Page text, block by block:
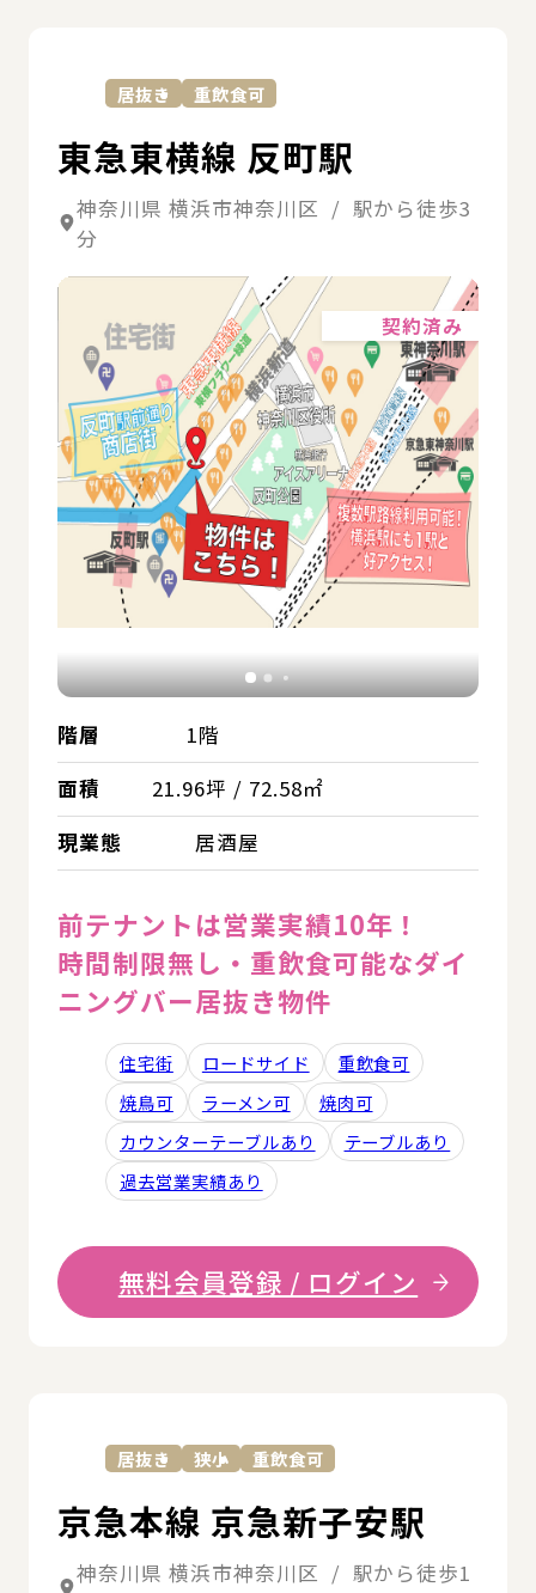
居抜き 重飲食可
東急東横線 反町駅
神奈川県 横浜市神奈川区 / 駅から徒歩3
分
契約済み
階層
1階
面積
21.96坪 / 72.58㎡
現業態
居酒屋
前テナントは営業実績10年！
時間制限無し・重飲食可能なダイ
ニングバー居抜き物件
住宅街 ロードサイド
重飲食可
焼鳥可
ラーメン可
焼肉可
カウンターテーブルあり
テーブルあり
過去営業実績あり
無料会員登録 / ログイン
居抜き 狭小 重飲食可
京急本線 京急新子安駅
神奈川県 横浜市神奈川区 / 駅から徒歩1